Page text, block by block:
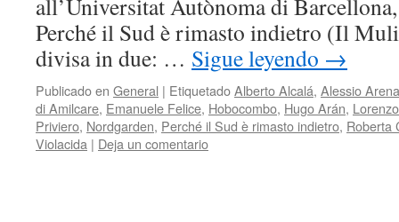
all’Universitat Autònoma di
Perché il Sud è rimasto indietro (Il
divisa in due: … Sigue leyendo →
Publicado en General | EtiquetadoAlberto Alcalá, Alessio Arena
di Amilcare, Emanuele Felice, Hobocombo, Hugo Arán,
Priviero, Nordgarden, Perché il Sud è rimasto indietro, Roberta
Violacida | Deja un comentario